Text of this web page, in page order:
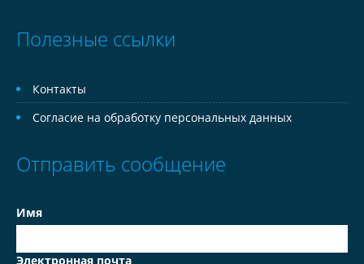
Полезные ссылки
Контакты
Согласие на обработку персональных данных
Отправить сообщение
Имя
Электронная почта